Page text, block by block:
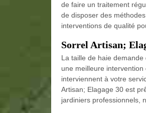
de faire un traitement
de disposer des
interventions de qualité
Sorrel Artisan;
La taille de haie
une meilleure
interviennent à votre
Artisan; Elagage 30 est
jardiniers professionnels,